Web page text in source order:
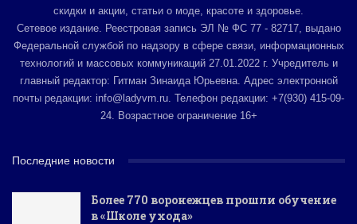
скидки и акции, статьи о моде, красоте и здоровье.
Сетевое издание. Реестровая запись ЭЛ № ФС 77 - 82717, выдано
Федеральной службой по надзору в сфере связи, информационных
технологий и массовых коммуникаций 27.01.2022 г. Учредитель и
главный редактор: Гитман Зинаида Юрьевна. Адрес электронной
почты редакции: info@ladyvrn.ru. Телефон редакции: +7(930) 415-09-
24. Возрастное ограничение 16+
Последние новости
Более 770 воронежцев прошли обучение
в «Школе ухода»